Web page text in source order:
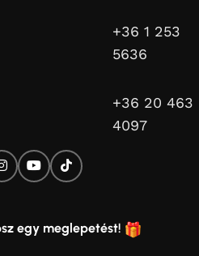
+36 1 253
5636
+36 20 463
4097
egy meglepetést!